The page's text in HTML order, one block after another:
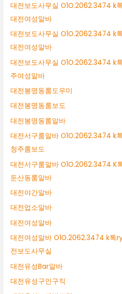
대전보도사무실 O1O.2062.3474 k
대전여성알바
대전보도사무실 O1O.2062.3474 k
대전여성알바
대전보도사무실 O1O.2062.3474 k
주여성알바
대전봉명동룸도우미
대전봉명동룸보도
대전봉명동룸알바
대전서구룸알바 O1O.2062.3474 k
청주룸보도
대전서구룸알바 O1O.2062.3474 K
둔산동룸알바
대전야간알바
대전업소알바
대전여성알바
대전여성알바 O1O.2062.3474 k톡
전보도사무실
대전유성Bar알바
대전유성구인구직